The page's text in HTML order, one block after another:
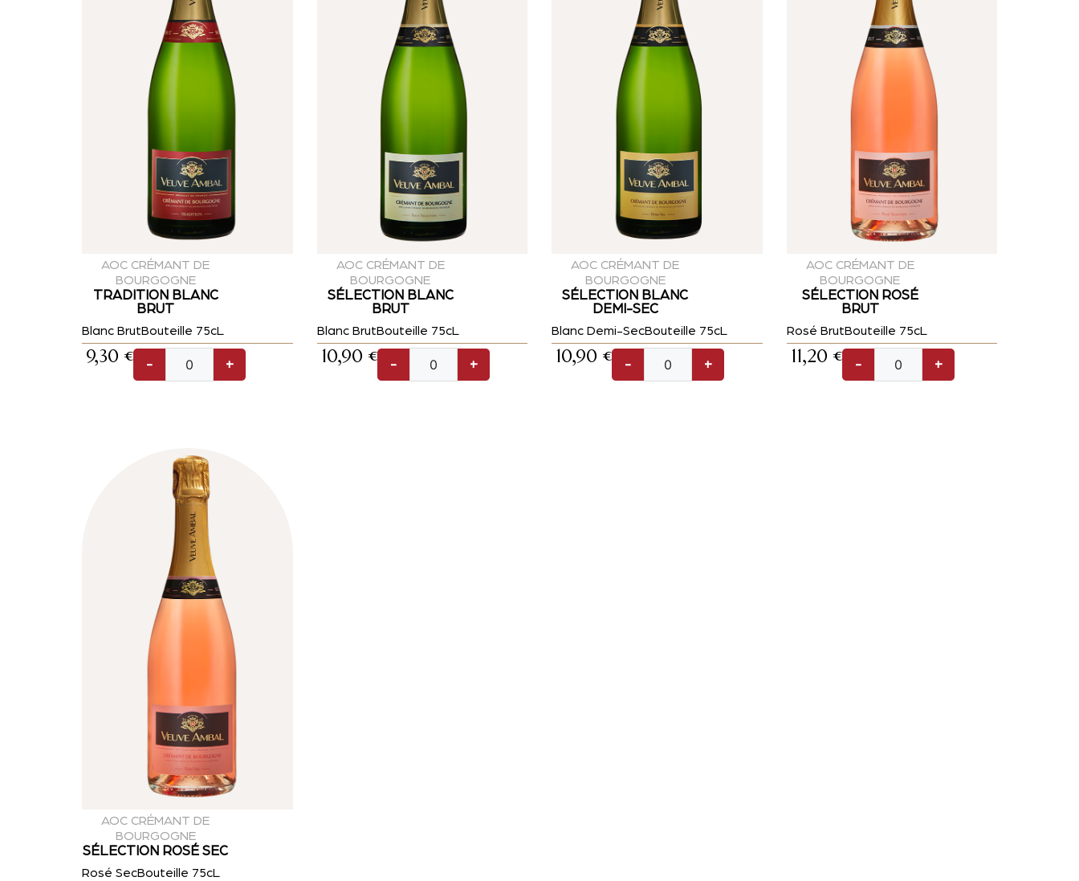
AOC CRÉMANT DE
BOURGOGNE
TRADITION BLANC
BRUT
Blanc BrutBouteille 75cL
9,30 € - +
AOC CRÉMANT DE
BOURGOGNE
SÉLECTION BLANC
BRUT
Blanc BrutBouteille 75cL
10,90 € - +
AOC CRÉMANT DE
BOURGOGNE
SÉLECTION BLANC
DEMI-SEC
Blanc Demi-SecBouteille 75cL
10,90 € - +
AOC CRÉMANT DE
BOURGOGNE
SÉLECTION ROSÉ
BRUT
Rosé BrutBouteille 75cL
11,20 € - +
AOC CRÉMANT DE
BOURGOGNE
SÉLECTION ROSÉ SEC
Rosé SecBouteille 75cL